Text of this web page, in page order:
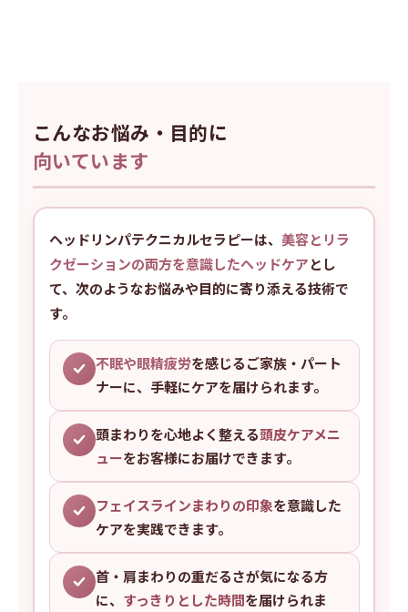
こんなお悩み・目的に
向いています
ヘッドリンパテクニカルセラピーは、 美容とリラ
クゼーションの両方を意識したヘッドケアとし
て、次のようなお悩みや目的に寄り添える技術で
す。
不眠や眼精疲労を感じるご家族・パート
ナーに、手軽にケアを届けられます。
頭まわりを心地よく整える頭皮ケアメニ
ューをお客様にお届けできます。
フェイスラインまわりの印象を意識した
ケアを実践できます。
首・肩まわりの重だるさが気になる方
に、 すっきりとした時間を届けられま